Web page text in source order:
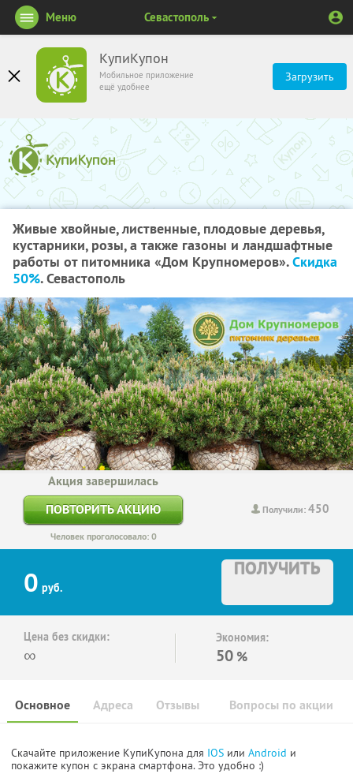
КупиКупон
Мобильное приложение
ещё удобнее
Загрузить
Меню Севастополь
Живые хвойные, лиственные, плодовые деревья,
кустарники, розы, а также газоны и ландшафтные
работы от питомника «Дом Крупномеров».Скидка
50%. Севастополь
Получили:450
Акция завершилась
ПОВТОРИТЬ АКЦИЮ
Человек проголосовало: 0
0 руб.
ПОЛУЧИТЬ
Цена без скидки:
∞
Экономия:
50 %
Основное Отзывы Вопросы по акции
Адреса
Скачайте приложение КупиКупона для IOS или Android и
покажите купон с экрана смартфона. Это удобно :)